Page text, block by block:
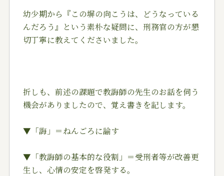
幼少期から『この塀の向こうは、どうなっている
んだろう』という素朴な疑問に、刑務官の方が懇
切丁寧に教えてくださいました。
折しも、前述の課題で教誨師の先生のお話を伺う
機会がありましたので、覚え書きを記します。
▼「誨」＝ねんごろに諭す
▼「教誨師の基本的な役割」＝受刑者等が改善更
生し、心情の安定を啓発する。